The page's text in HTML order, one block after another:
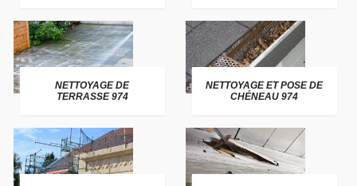
NETTOYAGE DE
TERRASSE 974
NETTOYAGE ET POSE DE
CHÉNEAU 974